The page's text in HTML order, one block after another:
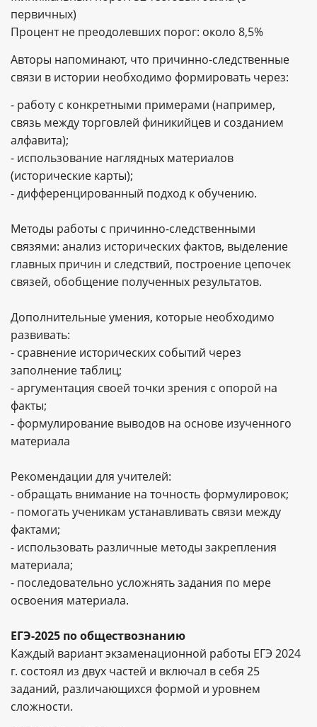
первичных)
Процент не преодолевших порог: около 8,5%
Авторы напоминают, что причинно-следственные
связи в истории необходимо формировать через:
- работу с конкретными примерами (например,
связь между торговлей финикийцев и созданием
алфавита);
- использование наглядных материалов
(исторические карты);
- дифференцированный подход к обучению.
Методы работы с причинно-следственными
связями: анализ исторических фактов, выделение
главных причин и следствий, построение цепочек
связей, обобщение полученных результатов.
Дополнительные умения, которые необходимо
развивать:
- сравнение исторических событий через
заполнение таблиц;
- аргументация своей точки зрения с опорой на
факты;
- формулирование выводов на основе изученного
материала
Рекомендации для учителей:
- обращать внимание на точность формулировок;
- помогать ученикам устанавливать связи между
фактами;
- использовать различные методы закрепления
материала;
- последовательно усложнять задания по мере
освоения материала.
ЕГЭ-2025 по обществознанию
Каждый вариант экзаменационной работы ЕГЭ 2024
г. состоял из двух частей и включал в себя 25
заданий, различающихся формой и уровнем
сложности.